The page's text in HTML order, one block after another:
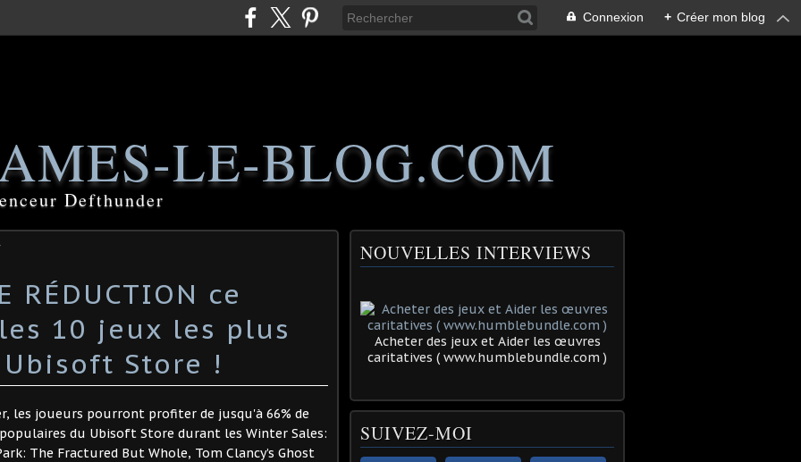
Connexion + Créer mon blog
LE-BLOG.COM
Defthunder
RÉDUCTION ce
10 jeux les plus
Store !
les joueurs pourront profiter de jusqu'à 66% de
du Ubisoft Store durant les Winter Sales:
The Fractured But Whole, Tom Clancy’s Ghost
NOUVELLES INTERVIEWS
Acheter des jeux et Aider les œuvres
caritatives ( www.humblebundle.com )
SUIVEZ-MOI